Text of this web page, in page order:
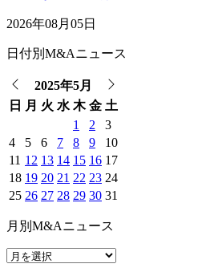
2026年08月05日
日付別M&Aニュース
2025年5月
日
月 火 水 木 金 土
1
2
3
4
5 6 7 8 9
10
11 12 13 14 15 16 17
18 19 20 21 22 23 24
25 26 27 28 29 30 31
月別M&Aニュース